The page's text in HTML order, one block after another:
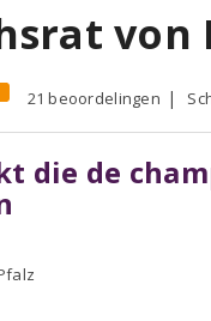
von
21 beoordelingen
die de